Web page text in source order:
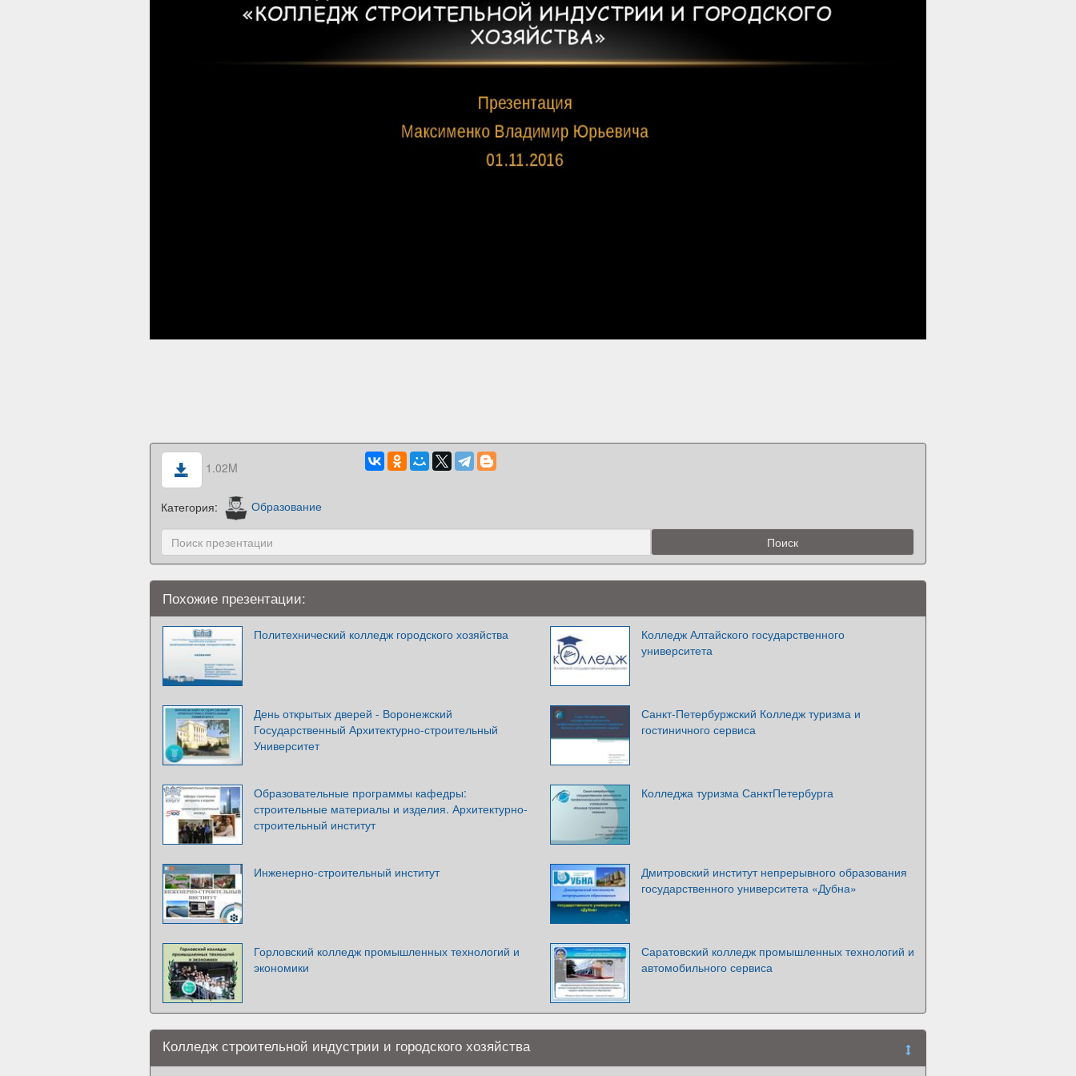
1.02M
Категория: Образование
Похожие презентации:
Политехнический колледж городского хозяйства
Колледж Алтайского государственного
университета
День открытых дверей - Воронежский
Государственный Архитектурно-строительный
Университет
Санкт-Петербуржский Колледж туризма и
гостиничного сервиса
Образовательные программы кафедры:
строительные материалы и изделия. Архитектурно-
строительный институт
Колледжа туризма СанктПетербурга
Инженерно-строительный институт
Дмитровский институт непрерывного образования
государственного университета «Дубна»
Горловский колледж промышленных технологий и
экономики
Саратовский колледж промышленных технологий и
автомобильного сервиса
Колледж строительной индустрии и городского хозяйства